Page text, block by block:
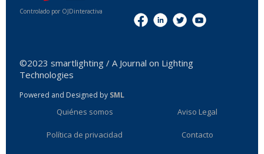
Controlado por OJDinteractiva
©2023 smartlighting / A Journal on Lighting
Technologies
Powered and Designed by SML
Quiénes somos Aviso Legal
Política de privacidad Contacto